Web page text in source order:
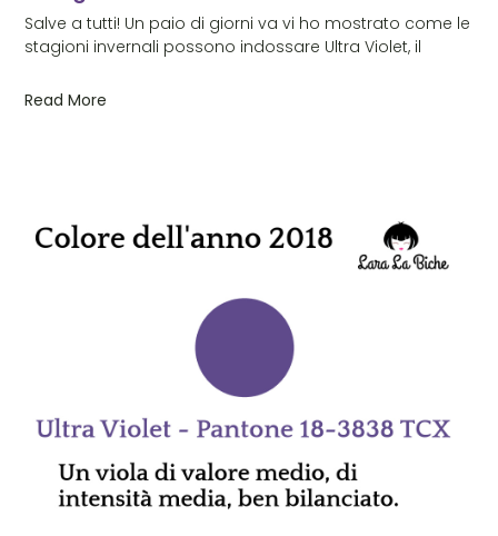
Salve a tutti! Un paio di giorni va vi ho mostrato come le
stagioni invernali possono indossare Ultra Violet, il
Read More